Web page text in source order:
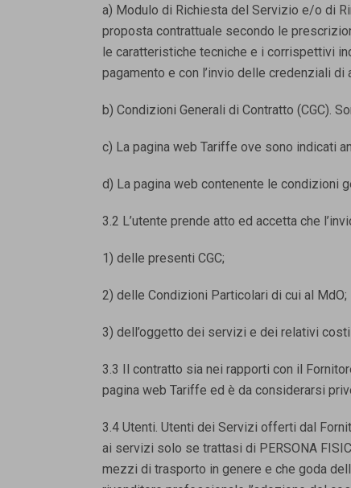
a) Modulo di Richiesta del Servizio e/o di
proposta contrattuale secondo le
le caratteristiche tecniche e i corrispettivi
pagamento e con l’invio delle credenziali di
b) Condizioni Generali di Contratto (CGC).
c) La pagina web Tariffe ove sono indicati
d) La pagina web contenente le condizioni
3.2 L’utente prende atto ed accetta che
1) delle presenti CGC;
2) delle Condizioni Particolari di cui al MdO;
3) dell’oggetto dei servizi e dei relativi
3.3 Il contratto sia nei rapporti con il
pagina web Tariffe ed è da considerarsi
3.4 Utenti. Utenti dei Servizi offerti dal
ai servizi solo se trattasi di PERSONA
mezzi di trasporto in genere e che goda